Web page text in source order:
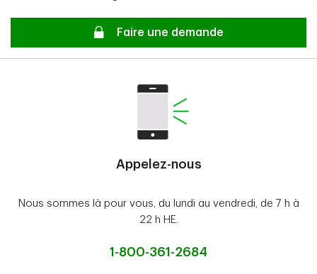
Secure
Faire une demande
Appelez-nous
Nous sommes là pour vous, du lundi au vendredi, de 7 h à
22 h HE.
1-800-361-2684